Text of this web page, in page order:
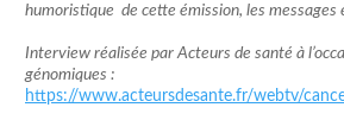
humoristique de cette émission, les messages
Interview réalisée par Acteurs de santé à
génomiques :
https://www.acteursdesante.fr/webtv/